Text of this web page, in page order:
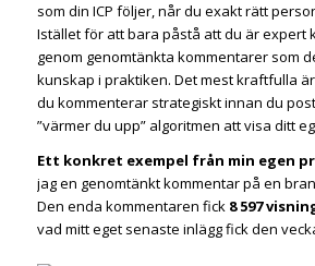
som din ICP följer, når du exakt rätt
Istället för att bara påstå att du är expert
genom genomtänkta kommentarer som
kunskap i praktiken. Det mest kraftfulla
du kommenterar strategiskt innan du
”värmer du upp” algoritmen att visa ditt
Ett konkret exempel från min egen
jag en genomtänkt kommentar på en
Den enda kommentaren fick 8 597
vad mitt eget senaste inlägg fick den